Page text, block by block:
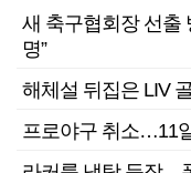
새 축구협회장 선
명”
해체설 뒤집은 LIV
프로야구 취소…11